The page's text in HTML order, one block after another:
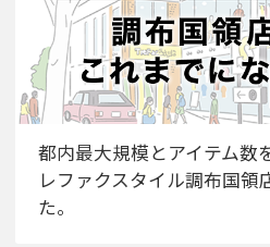
都内最大規模とアイテム数
レファクスタイル調布国領
た。